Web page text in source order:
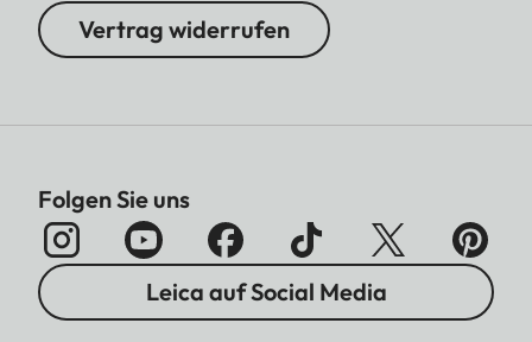
Vertrag widerrufen
Folgen Sie uns
Leica auf Social Media